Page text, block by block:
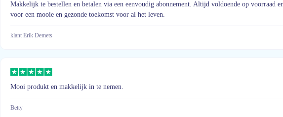
Makkelijk te bestellen en betalen via een eenvoudig abonnement. Altijd voldoende op voorraad
voor een mooie en gezonde toekomst voor al het leven.
klant Erik Demets
Mooi produkt en makkelijk in te nemen.
Betty